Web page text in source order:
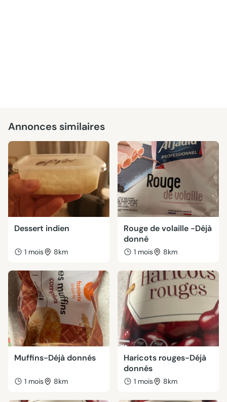
Annonces similaires
Dessert indien
1 mois 8km
Rouge de volaille -Déjà
donné
1 mois 8km
Muffins-Déjà donnés
1 mois 8km
Haricots rouges-Déjà
donnés
1 mois 8km